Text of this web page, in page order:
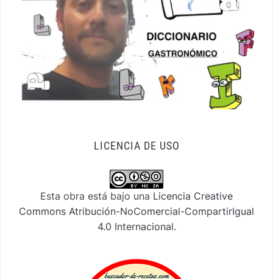
LICENCIA DE USO
Esta obra está bajo una Licencia Creative
Commons Atribución-NoComercial-CompartirIgual
4.0 Internacional.